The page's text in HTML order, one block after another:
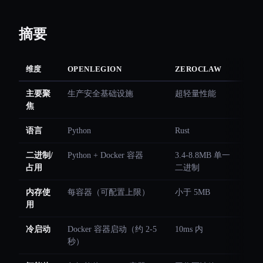
摘要
维度 OPENLEGION ZEROCLAW
主要聚
焦
生产安全基础设施 超轻量性能
语言 Python Rust
二进制/
占用
Python + Docker 容器
3.4-8.8MB 单一
二进制
内存使
用
每容器（可配置上限） 小于 5MB
冷启动
Docker 容器启动（约 2-5
秒）
10ms 内